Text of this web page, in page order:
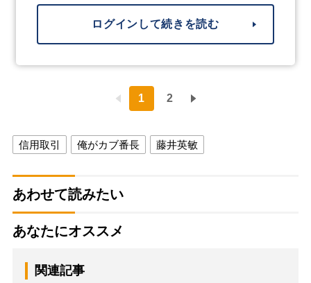
ログインして続きを読む
1 2
信用取引 俺がカブ番長 藤井英敏
あわせて読みたい
あなたにオススメ
関連記事